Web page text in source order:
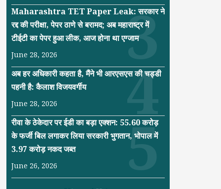
Maharashtra TET Paper Leak: सरकार ने
रद्द की परीक्षा, पेपर ठाणे से बरामद; अब महाराष्ट्र में
टीईटी का पेपर हुआ लीक, आज होना था एग्जाम
June 28, 2026
अब हर अधिकारी कहता है, मैंने भी आरएसएस की चड्डी
पहनी है: कैलाश विजयवर्गीय
June 28, 2026
रीवा के ठेकेदार पर ईडी का बड़ा एक्शन: 55.60 करोड़
के फर्जी बिल लगाकर लिया सरकारी भुगतान, भोपाल में
3.97 करोड़ नकद जब्त
June 26, 2026